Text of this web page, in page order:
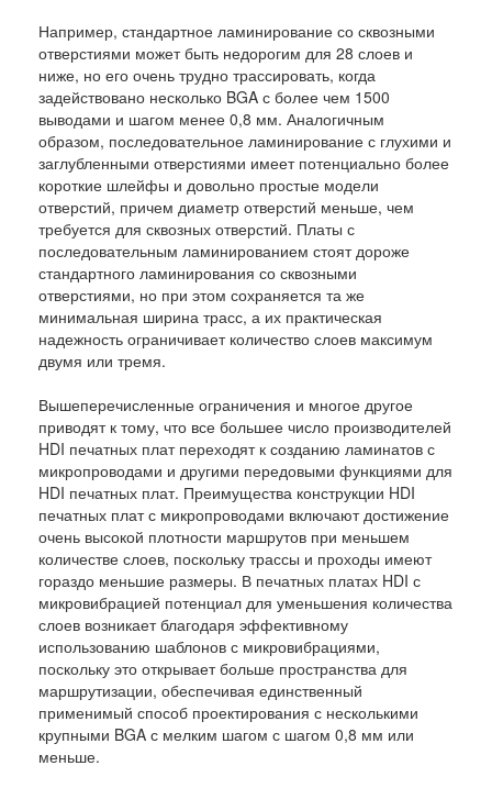
Например, стандартное ламинирование со сквозными
отверстиями может быть недорогим для 28 слоев и
ниже, но его очень трудно трассировать, когда
задействовано несколько BGA с более чем 1500
выводами и шагом менее 0,8 мм. Аналогичным
образом, последовательное ламинирование с глухими и
заглубленными отверстиями имеет потенциально более
короткие шлейфы и довольно простые модели
отверстий, причем диаметр отверстий меньше, чем
требуется для сквозных отверстий. Платы с
последовательным ламинированием стоят дороже
стандартного ламинирования со сквозными
отверстиями, но при этом сохраняется та же
минимальная ширина трасс, а их практическая
надежность ограничивает количество слоев максимум
двумя или тремя.
Вышеперечисленные ограничения и многое другое
приводят к тому, что все большее число производителей
HDI печатных плат переходят к созданию ламинатов с
микропроводами и другими передовыми функциями для
HDI печатных плат. Преимущества конструкции HDI
печатных плат с микропроводами включают достижение
очень высокой плотности маршрутов при меньшем
количестве слоев, поскольку трассы и проходы имеют
гораздо меньшие размеры. В печатных платах HDI с
микровибрацией потенциал для уменьшения количества
слоев возникает благодаря эффективному
использованию шаблонов с микровибрациями,
поскольку это открывает больше пространства для
маршрутизации, обеспечивая единственный
применимый способ проектирования с несколькими
крупными BGA с мелким шагом с шагом 0,8 мм или
меньше.